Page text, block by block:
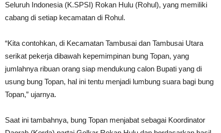
Seluruh Indonesia (K.SPSI) Rokan Hulu (Rohul), yang memiliki
cabang di setiap kecamatan di Rohul.
“Kita contohkan, di Kecamatan Tambusai dan Tambusai Utara
serikat pekerja dibawah kepemimpinan bung Topan, yang
jumlahnya ribuan orang siap mendukung calon Bupati yang di
usung bung Topan, hal ini tentu menjadi lumbung suara bagi bung
Topan,” ujarnya.
Saat ini tambahnya, bung Topan menjabat sebagai Koordinator